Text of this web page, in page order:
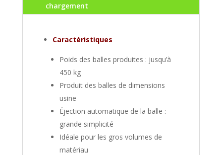
chargement
Caractéristiques
Poids des balles produites : jusqu’à
450 kg
Produit des balles de dimensions
usine
Éjection automatique de la balle :
grande simplicité
Idéale pour les gros volumes de
matériau